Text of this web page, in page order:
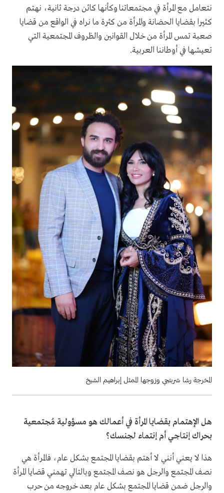
نتعامل مع المرأة في مجتمعاتنا وكأنها كائن درجة ثانية، نهتم
كثيرا بقضايا الحضانة والمرأة من كثرة ما نراه في الواقع من قضايا
صعبة تمس المرأة من خلال القوانين والظروف المجتمعية التي
تعيشها في أوطاننا العربية.
المخرجة رشا شربتجي وزوجها الممثل إبراهيم الشيخ
هل الإهتمام بقضايا المرأة في أعمالك هو مسؤولية مُجتمعية
بحراك إنتاجي أم إنتماء لجنسك؟
هذا لا يعني أنني لا أهتم بقضايا المجتمع بشكل عام، فالمرأة هي
نصف المجتمع والرجل هو نصف المجتمع وبالتالي تهمني قضايا المرأة
والرجل ضمن قضايا المجتمع بشكل عام بعد خروجه من حرب